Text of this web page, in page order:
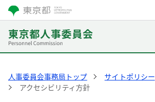
人事委員会事務局トップ
サイトポリシー
アクセシビリティ方針